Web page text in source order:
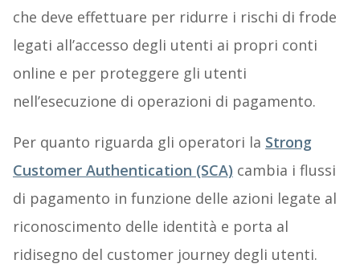
che deve effettuare per ridurre i rischi di frode
legati all’accesso degli utenti ai propri conti
online e per proteggere gli utenti
nell’esecuzione di operazioni di pagamento.
Per quanto riguarda gli operatori la Strong
Customer Authentication (SCA) cambia i flussi
di pagamento in funzione delle azioni legate al
riconoscimento delle identità e porta al
ridisegno del customer journey degli utenti.